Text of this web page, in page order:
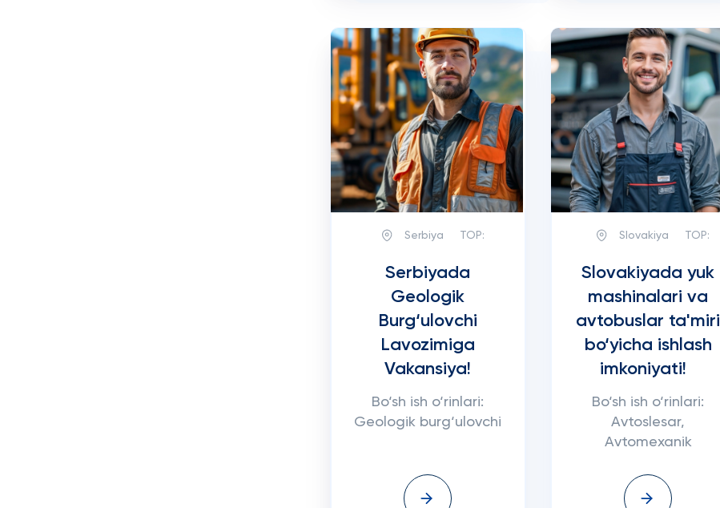
Serbiya TOP:
Serbiyada
Geologik
Burg‘ulovchi
Lavozimiga
Vakansiya!
Bo‘sh ish o‘rinlari:
Geologik burg‘ulovchi
Slovakiya TOP:
Slovakiyada yuk
mashinalari va
avtobuslar ta'miri
bo‘yicha ishlash
imkoniyati!
Bo‘sh ish o‘rinlari:
Avtoslesar,
Avtomexanik